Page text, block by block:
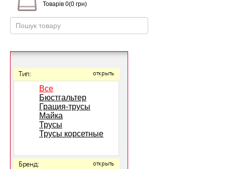
Товарів 0(0 грн)
Тип: открыть
Все
Бюстгальтер
Грация-трусы
Майка
Трусы
Трусы корсетные
Бренд: открыть